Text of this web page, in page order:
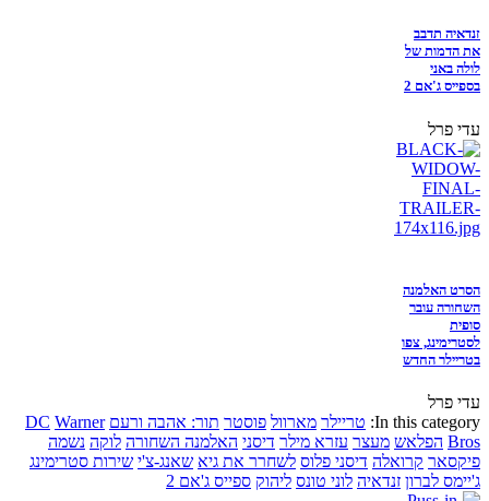
זנדאיה תדבב
את הדמות של
לולה באני
בספייס ג'אם 2
עדי פרל
הסרט האלמנה
השחורה עובר
סופית
לסטרימינג, צפו
בטריילר החדש
עדי פרל
In this category: טריילר מארוול פוסטר תור: אהבה ורעם DC Warner
Bros הפלאש מעצר עזרא מילר דיסני האלמנה השחורה לוקה נשמה
פיקסאר קרואלה דיסני פלוס לשחרר את גיא שאנג-צ'י שירות סטרימינג
ג'יימס לברון זנדאיה לוני טונס ליהוק ספייס ג'אם 2